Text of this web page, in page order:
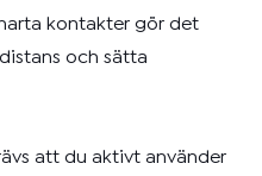
kontakter gör det
och sätta
att du aktivt använder